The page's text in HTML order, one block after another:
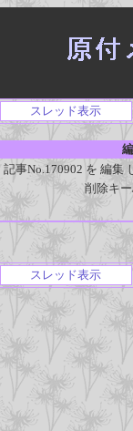
スレッド表示
記事No.170902 を 編集
削除キ
スレッド表示